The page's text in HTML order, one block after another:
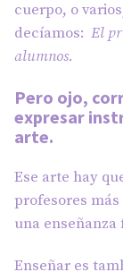
cuerpo, o
decíamos: El
alumnos.
Pero ojo,
expresar
arte.
Ese arte hay
profesores
una enseñanza
Enseñar es